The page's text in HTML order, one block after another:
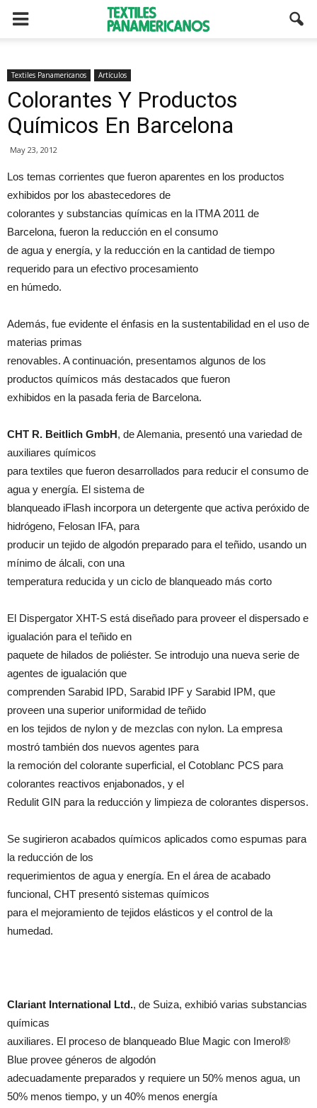
Textiles Panamericanos Artículos
Colorantes Y Productos
Químicos En Barcelona
May 23, 2012
Los temas corrientes que fueron aparentes en los productos
exhibidos por los abastecedores de
colorantes y substancias químicas en la ITMA 2011 de
Barcelona, fueron la reducción en el consumo
de agua y energía, y la reducción en la cantidad de tiempo
requerido para un efectivo procesamiento
en húmedo.
Además, fue evidente el énfasis en la sustentabilidad en el uso de
materias primas
renovables. A continuación, presentamos algunos de los
productos químicos más destacados que fueron
exhibidos en la pasada feria de Barcelona.
CHT R. Beitlich GmbH, de Alemania, presentó una variedad de
auxiliares químicos
para textiles que fueron desarrollados para reducir el consumo de
agua y energía. El sistema de
blanqueado iFlash incorpora un detergente que activa peróxido de
hidrógeno, Felosan IFA, para
producir un tejido de algodón preparado para el teñido, usando un
mínimo de álcali, con una
temperatura reducida y un ciclo de blanqueado más corto
El Dispergator XHT-S está diseñado para proveer el dispersado e
igualación para el teñido en
paquete de hilados de poliéster. Se introdujo una nueva serie de
agentes de igualación que
comprenden Sarabid IPD, Sarabid IPF y Sarabid IPM, que
proveen una superior uniformidad de teñido
en los tejidos de nylon y de mezclas con nylon. La empresa
mostró también dos nuevos agentes para
la remoción del colorante superficial, el Cotoblanc PCS para
colorantes reactivos enjabonados, y el
Redulit GIN para la reducción y limpieza de colorantes dispersos.
Se sugirieron acabados químicos aplicados como espumas para
la reducción de los
requerimientos de agua y energía. En el área de acabado
funcional, CHT presentó sistemas químicos
para el mejoramiento de tejidos elásticos y el control de la
humedad.
Clariant International Ltd., de Suiza, exhibió varias substancias
químicas
auxiliares. El proceso de blanqueado Blue Magic con Imerol®
Blue provee géneros de algodón
adecuadamente preparados y requiere un 50% menos agua, un
50% menos tiempo, y un 40% menos energía